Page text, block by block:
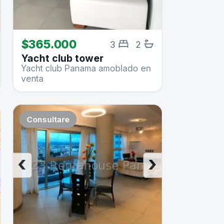
$365.000 2
3
Yacht club tower
Yacht club Panama amoblado en
venta
Consultare
›
‹